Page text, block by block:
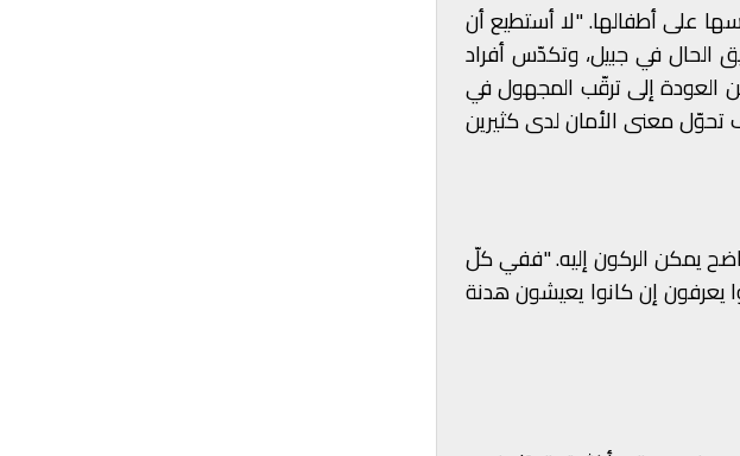
على أطفالها. "لا أستطيع أن
في جبيل، وتكدّس أفراد
العودة إلى ترقّب المجهول في
تحوّل معنى الأمان لدى كثيرين
يمكن الركون إليه. "ففي كلّ
يعرفون إن كانوا يعيشون هدنة